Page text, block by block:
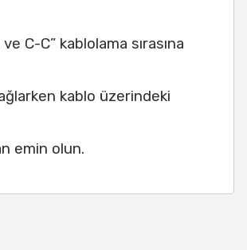
C-C” kablolama sırasına
kablo üzerindeki
emin olun.